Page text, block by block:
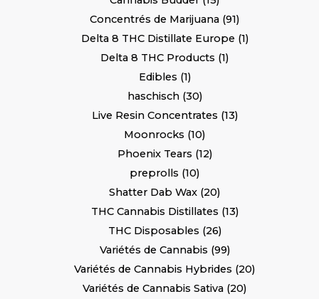
Concentrés de Marijuana 91
Delta 8 THC Distillate Europe 1
Delta 8 THC Products 1
Edibles 1
haschisch 30
Live Resin Concentrates 13
Moonrocks 10
Phoenix Tears 12
preprolls 10
Shatter Dab Wax 20
THC Cannabis Distillates 13
THC Disposables 26
Variétés de Cannabis 99
Variétés de Cannabis Hybrides 20
Variétés de Cannabis Sativa 20